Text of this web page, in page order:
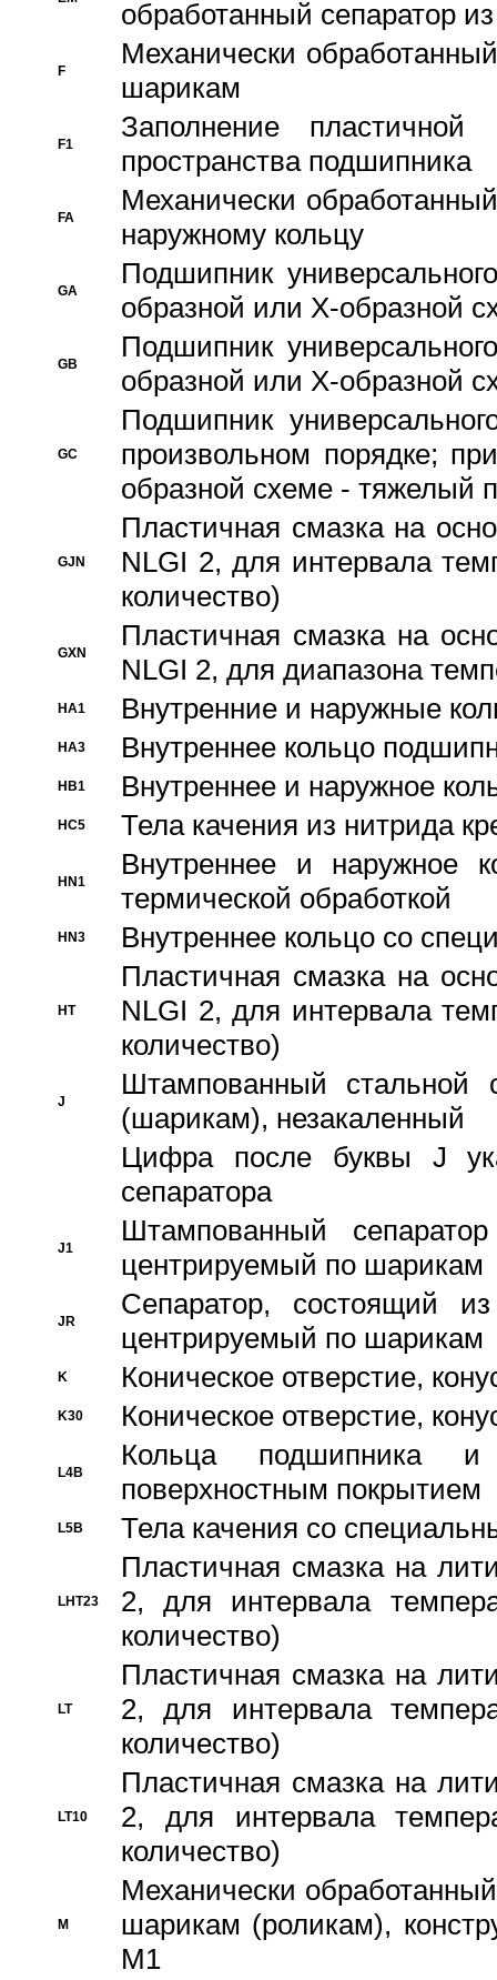
обработанный сепаратор
F
Механически
шарикам
F1
Заполнение
пространства подшипника
FA
Механически
наружному кольцу
GA
Подшипник
образной или Х-образной
GB
Подшипник
образной или Х-образной
GC
Подшипник
произвольном порядке;
образной схеме - тяжелый
GJN
Пластичная смазка на
NLGI 2, для интервала
количество)
GXN
Пластичная смазка на
NLGI 2, для диапазона
HA1 Внутренние и наружные
HA3 Bнутреннее кольцо
HB1 Bнутреннее и наружное
HC5 Тела качения из нитрида
HN1
Bнутреннее и наружное
термической обработкой
HN3 Внутреннее кольцо со
HT
Пластичная смазка на
NLGI 2, для интервала
количество)
J
Штампованный стальной
(шарикам), незакаленный
Цифра после буквы J
сепаратора
J1
Штампованный
центрируемый по шарикам
JR
Сепаратор, состоящий
центрируемый по шарикам
K Коническое отверстие,
K30 Коническое отверстие,
L4B
Кольца подшипника
поверхностным покрытием
L5B Тела качения со
LHT23
Пластичная смазка на
2, для интервала
количество)
LT
Пластичная смазка на
2, для интервала
количество)
LT10
Пластичная смазка на
2, для интервала
количество)
M
Механически
шарикам (роликам),
M1